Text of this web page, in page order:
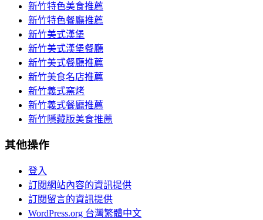
新竹特色美食推薦
新竹特色餐廳推薦
新竹美式漢堡
新竹美式漢堡餐廳
新竹美式餐廳推薦
新竹美食名店推薦
新竹義式窯烤
新竹義式餐廳推薦
新竹隱藏版美食推薦
其他操作
登入
訂閱網站內容的資訊提供
訂閱留言的資訊提供
WordPress.org 台灣繁體中文